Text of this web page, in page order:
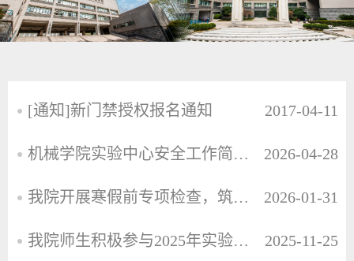
[通知]新门禁授权报名通知 2017-04-11
机械学院实验中心安全工作简报2026年第1期（总第34期） 2026-04-28
我院开展寒假前专项检查，筑牢校园安全防线 2026-01-31
我院师生积极参与2025年实验室安全文化月系列活动 2025-11-25